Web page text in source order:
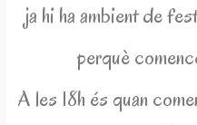
ja hi ha ambient de
perquè
A les 18h és quan